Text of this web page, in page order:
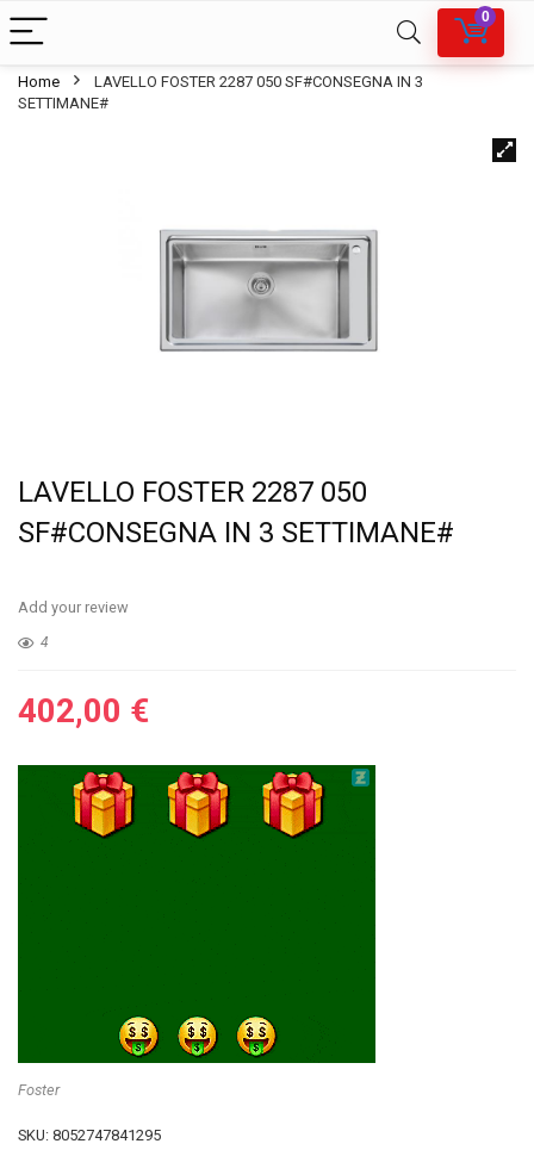
0
Home
LAVELLO FOSTER 2287 050 SF#CONSEGNA IN 3
SETTIMANE#
LAVELLO FOSTER 2287 050
SF#CONSEGNA IN 3 SETTIMANE#
Add your review
4
402,00 €
Foster
SKU: 8052747841295